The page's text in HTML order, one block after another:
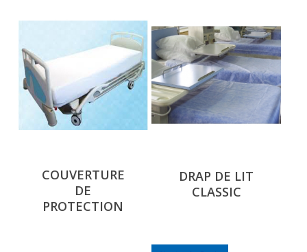
COUVERTURE
DE
PROTECTION
DRAP DE LIT
CLASSIC